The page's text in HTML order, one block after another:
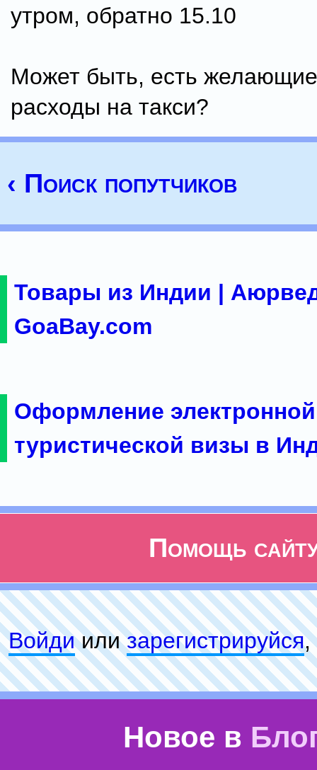
утром, обратно 15.10
Может быть, есть
расходы на такси?
‹ Поиск попутчиков
Товары из Индии |
GoaBay.com
Оформление электронной
туристической визы в
Помощь
Войдиилизарeгиcтpируйся,
Новое в